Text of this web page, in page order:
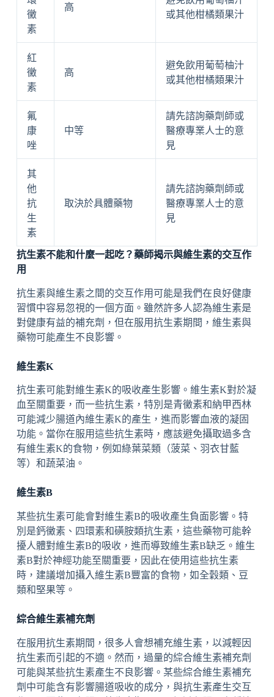
黴
素
高
或其他柑橘類果汁
紅
黴
素
高
避免飲用葡萄柚汁
或其他柑橘類果汁
氟
康
唑
中等
請先諮詢藥劑師或
醫療專業人士的意
見
其
他
抗
生
素
取決於具體藥物
請先諮詢藥劑師或
醫療專業人士的意
見
抗生素不能和什麼一起吃？藥師揭示與維生素的交互作
用
抗生素與維生素之間的交互作用可能是我們在良好健康
習慣中容易忽視的一個方面。雖然許多人認為維生素是
對健康有益的補充劑，但在服用抗生素期間，維生素與
藥物可能產生不良影響。
維生素K
抗生素可能對維生素K的吸收產生影響。維生素K對於凝
血至關重要，而一些抗生素，特別是青黴素和納甲西林
可能減少腸道內維生素K的產生，進而影響血液的凝固
功能。當你在服用這些抗生素時，應該避免攝取過多含
有維生素K的食物，例如綠葉菜類（菠菜、羽衣甘藍
等）和蔬菜油。
維生素B
某些抗生素可能會對維生素B的吸收產生負面影響。特
別是鈣黴素、四環素和磺胺類抗生素，這些藥物可能幹
擾人體對維生素B的吸收，進而導致維生素B缺乏。維生
素B對於神經功能至關重要，因此在使用這些抗生素
時，建議增加攝入維生素B豐富的食物，如全穀類、豆
類和堅果等。
綜合維生素補充劑
在服用抗生素期間，很多人會想補充維生素，以減輕因
抗生素而引起的不適。然而，過量的綜合維生素補充劑
可能與某些抗生素產生不良影響。某些綜合維生素補充
劑中可能含有影響腸道吸收的成分，與抗生素產生交互